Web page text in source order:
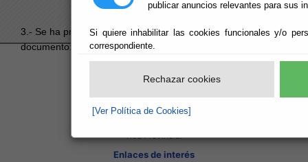
publicar anuncios relevantes para sus
Si quiere inhabilitar las cookies funcionales y/o
correspondiente.
Rechazar cookies
[Ver Política de Cookies]
3.- Se ha producido un error al intentar acceder al
documento:
FE691EF8CB00E1C6C1258CB40055D015
Red Provincial
Intranet Adheridos
Intranet Beneficiarios
Red Provincial
Enlaces de interés